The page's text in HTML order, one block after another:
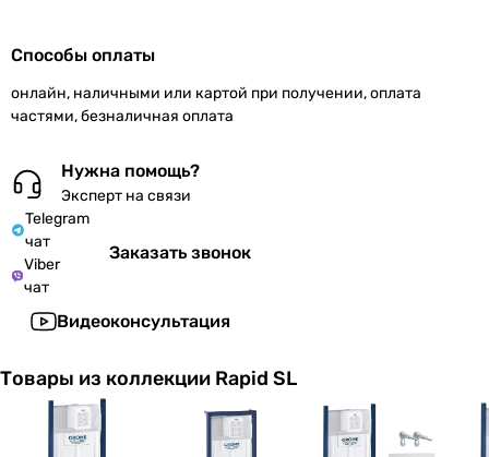
Способы оплаты
онлайн, наличными или картой при получении, оплата
частями, безналичная оплата
Нужна помощь?
Эксперт на связи
Telegram
чат
Viber
чат
Заказать звонок
Видеоконсультация
Товары из коллекции Rapid SL